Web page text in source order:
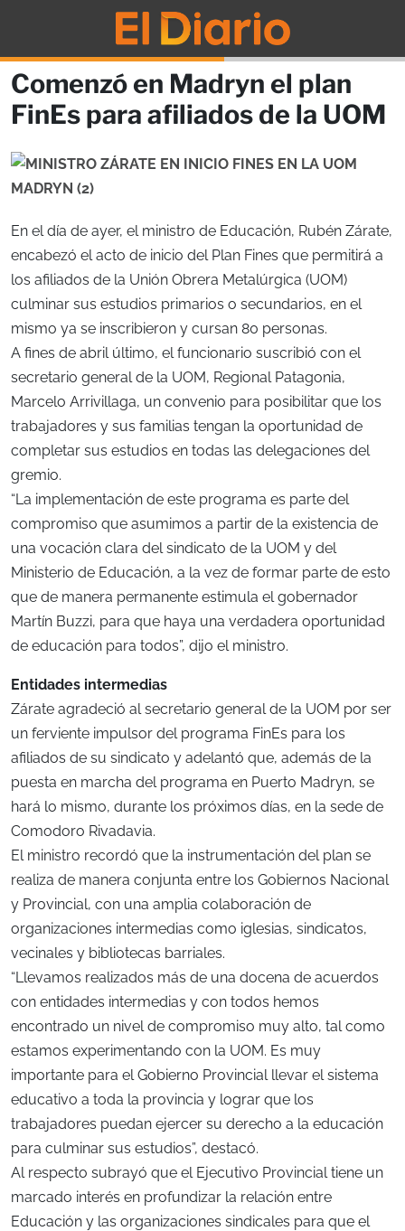
Comenzó en Madryn el plan
FinEs para afiliados de la UOM
En el día de ayer, el ministro de Educación, Rubén Zárate,
encabezó el acto de inicio del Plan Fines que permitirá a
los afiliados de la Unión Obrera Metalúrgica (UOM)
culminar sus estudios primarios o secundarios, en el
mismo ya se inscribieron y cursan 80 personas.
A fines de abril último, el funcionario suscribió con el
secretario general de la UOM, Regional Patagonia,
Marcelo Arrivillaga, un convenio para posibilitar que los
trabajadores y sus familias tengan la oportunidad de
completar sus estudios en todas las delegaciones del
gremio.
“La implementación de este programa es parte del
compromiso que asumimos a partir de la existencia de
una vocación clara del sindicato de la UOM y del
Ministerio de Educación, a la vez de formar parte de esto
que de manera permanente estimula el gobernador
Martín Buzzi, para que haya una verdadera oportunidad
de educación para todos”, dijo el ministro.
Entidades intermedias
Zárate agradeció al secretario general de la UOM por ser
un ferviente impulsor del programa FinEs para los
afiliados de su sindicato y adelantó que, además de la
puesta en marcha del programa en Puerto Madryn, se
hará lo mismo, durante los próximos días, en la sede de
Comodoro Rivadavia.
El ministro recordó que la instrumentación del plan se
realiza de manera conjunta entre los Gobiernos Nacional
y Provincial, con una amplia colaboración de
organizaciones intermedias como iglesias, sindicatos,
vecinales y bibliotecas barriales.
“Llevamos realizados más de una docena de acuerdos
con entidades intermedias y con todos hemos
encontrado un nivel de compromiso muy alto, tal como
estamos experimentando con la UOM. Es muy
importante para el Gobierno Provincial llevar el sistema
educativo a toda la provincia y lograr que los
trabajadores puedan ejercer su derecho a la educación
para culminar sus estudios”, destacó.
Al respecto subrayó que el Ejecutivo Provincial tiene un
marcado interés en profundizar la relación entre
Educación y las organizaciones sindicales para que el